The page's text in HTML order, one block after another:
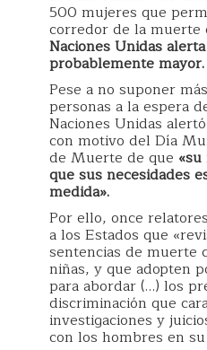
500 mujeres que
corredor de la muerte
Naciones Unidas
probablemente mayor.
Pese a no suponer
personas a la espera
Naciones Unidas
con motivo del Día
de Muerte de que
que sus necesidades
medida».
Por ello, once
a los Estados que
sentencias de muerte
niñas, y que adopten
para abordar (…) los
discriminación que
investigaciones y
con los hombres en